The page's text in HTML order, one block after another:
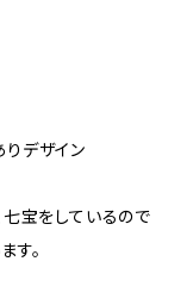
デザイン
七宝をしているので
す。